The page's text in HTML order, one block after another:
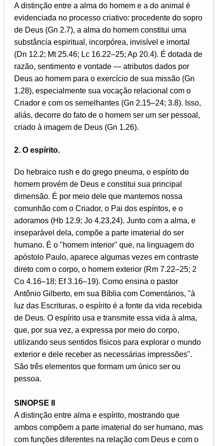
A distinção entre a alma do homem e a do animal é
evidenciada no processo criativo: procedente do sopro
de Deus (Gn 2.7), a alma do homem constitui uma
substância espiritual, incorpórea, invisível e imortal
(Dn 12.2; Mt 25.46; Lc 16.22–25; Ap 20.4). É dotada de
razão, sentimento e vontade — atributos dados por
Deus ao homem para o exercício de sua missão (Gn
1.28), especialmente sua vocação relacional com o
Criador e com os semelhantes (Gn 2.15–24; 3.8). Isso,
aliás, decorre do fato de o homem ser um ser pessoal,
criado à imagem de Deus (Gn 1.26).
2. O espírito.
Do hebraico rush e do grego pneuma, o espírito do
homem provém de Deus e constitui sua principal
dimensão. É por meio dele que mantemos nossa
comunhão com o Criador, o Pai dos espíritos, e o
adoramos (Hb 12.9; Jo 4.23,24). Junto com a alma, e
inseparável dela, compõe a parte imaterial do ser
humano. É o "homem interior" que, na linguagem do
apóstolo Paulo, aparece algumas vezes em contraste
direto com o corpo, o homem exterior (Rm 7.22–25; 2
Co 4.16–18; Ef 3.16–19). Como ensina o pastor
Antônio Gilberto, em sua Bíblia com Comentários, "à
luz das Escrituras, o espírito é a fonte da vida recebida
de Deus. O espírito usa e transmite essa vida à alma,
que, por sua vez, a expressa por meio do corpo,
utilizando seus sentidos físicos para explorar o mundo
exterior e dele receber as necessárias impressões".
São três elementos que formam um único ser ou
pessoa.
SINOPSE II
A distinção entre alma e espírito, mostrando que
ambos compõem a parte imaterial do ser humano, mas
com funções diferentes na relação com Deus e com o